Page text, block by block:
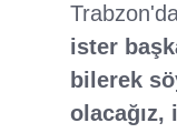
ister
bilerek
olacağız,